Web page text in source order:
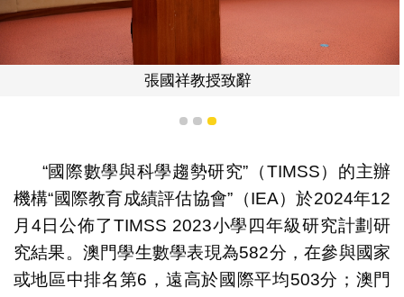
張國祥教授致辭
1 2 3
“國際數學與科學趨勢研究”（TIMSS）的主辦
機構“國際教育成績評估協會”（IEA）於2024年12
月4日公佈了TIMSS 2023小學四年級研究計劃研
究結果。澳門學生數學表現為582分，在參與國家
或地區中排名第6，遠高於國際平均503分；澳門